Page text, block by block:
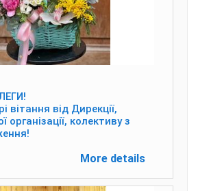
вітання від Дирекції,
організації, колективу з
More details